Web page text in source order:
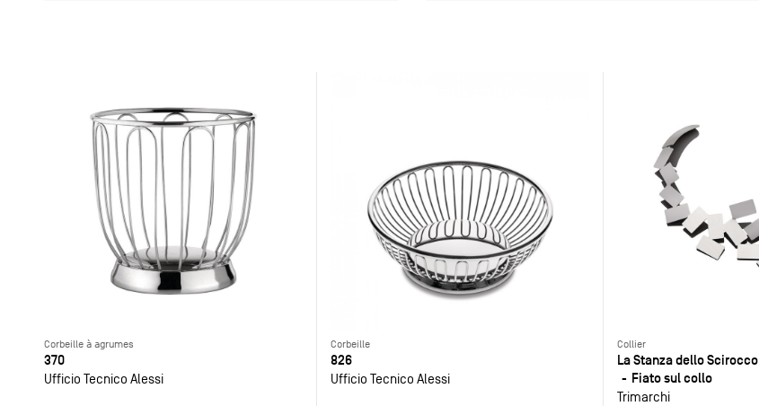
Corbeille à agrumes
370
Ufficio Tecnico Alessi
Corbeille
826
Ufficio Tecnico Alessi
Collier
La Stanza dello Scirocco
Fiato sul collo
Trimarchi